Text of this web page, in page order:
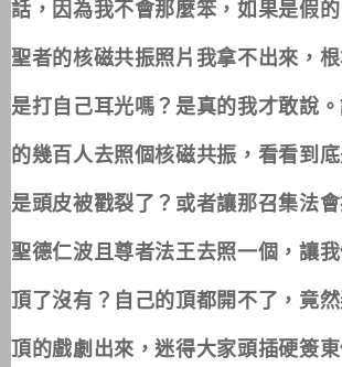
話，因為我不會那麼笨，如果是假
聖者的核磁共振照片我拿不出來，
是打自己耳光嗎？是真的我才敢說
的幾百人去照個核磁共振，看看到
是頭皮被戳裂了？或者讓那召集法
聖德仁波且尊者法王去照一個，讓
頂了沒有？自己的頂都開不了，竟
頂的戲劇出來，迷得大家頭插硬簽